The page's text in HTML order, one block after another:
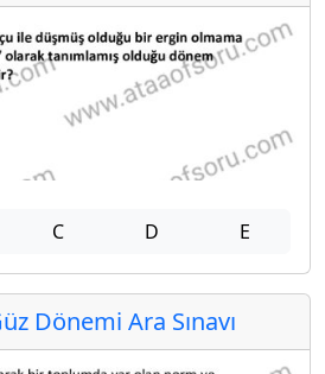
C D E
Dönemi Ara Sınavı